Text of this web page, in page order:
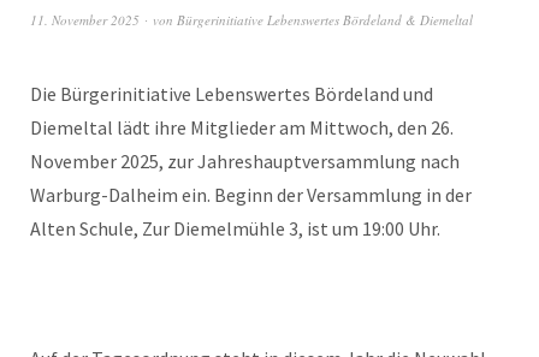
11. November 2025 von Bürgerinitiative Lebenswertes Bördeland & Diemeltal
Die Bürgerinitiative Lebenswertes Bördeland und
Diemeltal lädt ihre Mitglieder am Mittwoch, den 26.
November 2025, zur Jahreshauptversammlung nach
Warburg-Dalheim ein. Beginn der Versammlung in der
Alten Schule, Zur Diemelmühle 3, ist um 19:00 Uhr.